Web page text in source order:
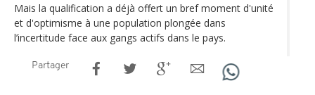
Mais la qualification a déjà offert un bref moment d'unité
et d'optimisme à une population plongée dans
l’incertitude face aux gangs actifs dans le pays.
Partager